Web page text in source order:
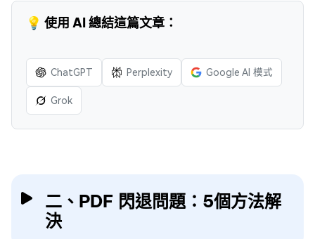
💡 使用 AI 總結這篇文章：
ChatGPT Perplexity Google AI 模式
Grok
二、PDF 閃退問題：5個方法解
決